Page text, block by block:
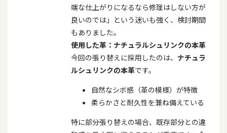
端な仕上がりになるなら修理はしない方が
良いのでは」という迷いも強く、検討期間
もありました。
使用した革：ナチュラルシュリンクの本革
今回の張り替えに採用したのは、 ナチュラ
ルシュリンクの本革です。
自然なシボ感（革の模様）が特徴
柔らかさと耐久性を兼ね備えている
特に部分張り替えの場合、既存部分との違